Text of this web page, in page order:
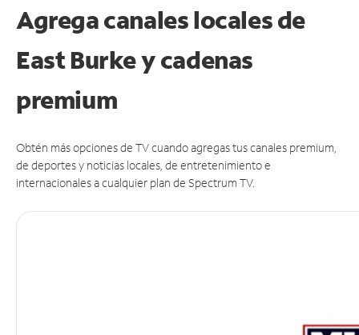
Agrega canales locales de
East Burke y cadenas
premium
Obtén más opciones de TV cuando agregas tus canales premium,
de deportes y noticias locales, de entretenimiento e
internacionales a cualquier plan de Spectrum TV.